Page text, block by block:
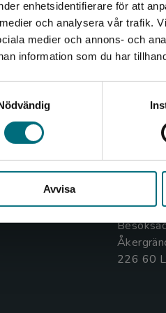
enhetsidentifierare för att
och analysera vår trafik.
medier och annons- och
information som du har
Avvisa
Det
en enhet
utanför
väcker läslust
för
046-31
Box 141